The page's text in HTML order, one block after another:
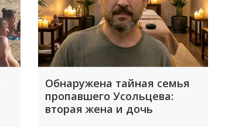
Обнаружена тайная семья
пропавшего Усольцева:
вторая жена и дочь